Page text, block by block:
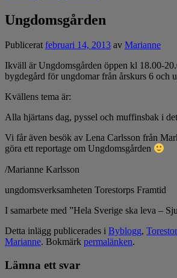
Ungdomsgården
Publiceratfebruari 14, 2013 av Marianne
Ikväll är Ungdomsgården öppen kl 18.00-
bygdegård för ungdomar från årskurs 6 och
Kvällens tema är:
Alla hjärtans dag, pyssel och muffinsbak i
Vi får även besök av Lena Carlsson från
göra ett reportage om Ungdomsgården
/Marianne Karlsson
ungdomsverksamheten Torestorps Framtid
I samarbete med ”Hela Sverige ska leva –
Detta inlägg publicerades i Byblogg,
Marianne. Bokmärk permalänken.
Lämna ett svar